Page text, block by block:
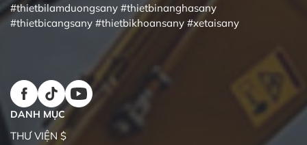
#thietbilamduongsany #thietbinanghasany
#thietbicangsany #thietbikhoansany #xetaisany
DANH MỤC
THƯ VIỆN $